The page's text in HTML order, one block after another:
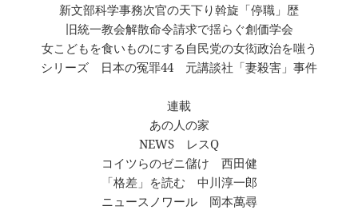
新文部科学事務次官の天下り斡旋「停職」歴
旧統一教会解散命令請求で揺らぐ創価学会
女こどもを食いものにする自民党の女衒政治を嗤う
シリーズ 日本の冤罪44 元講談社「妻殺害」事件
連載
あの人の家
NEWS レスQ
コイツらのゼニ儲け 西田健
「格差」を読む 中川淳一郎
ニュースノワール 岡本萬尋